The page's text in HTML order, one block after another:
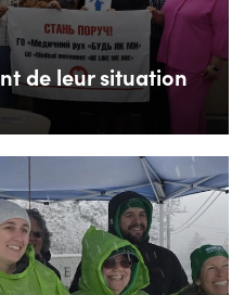
de leur situation